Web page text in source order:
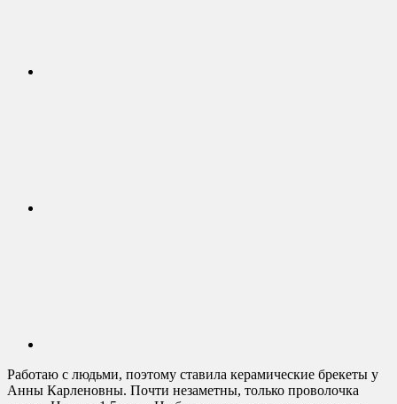
Работаю с людьми, поэтому ставила керамические брекеты у
Анны Карленовны. Почти незаметны, только проволочка